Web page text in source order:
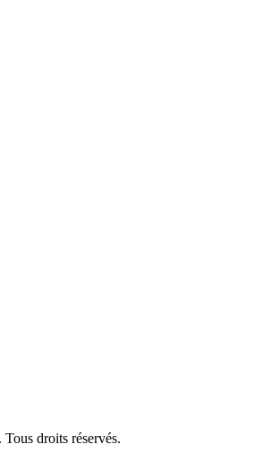
droits réservés.